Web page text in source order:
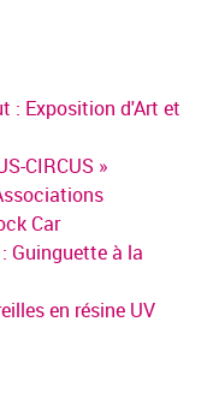
: Exposition d'Art et
CIRCUS »
Car
Guinguette à la
en résine UV